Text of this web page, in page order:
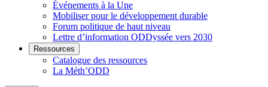
Événements à la Une
Mobiliser pour le développement durable
Forum politique de haut niveau
Lettre d’information ODDyssée vers 2030
Ressources
Catalogue des ressources
La Méth’ODD